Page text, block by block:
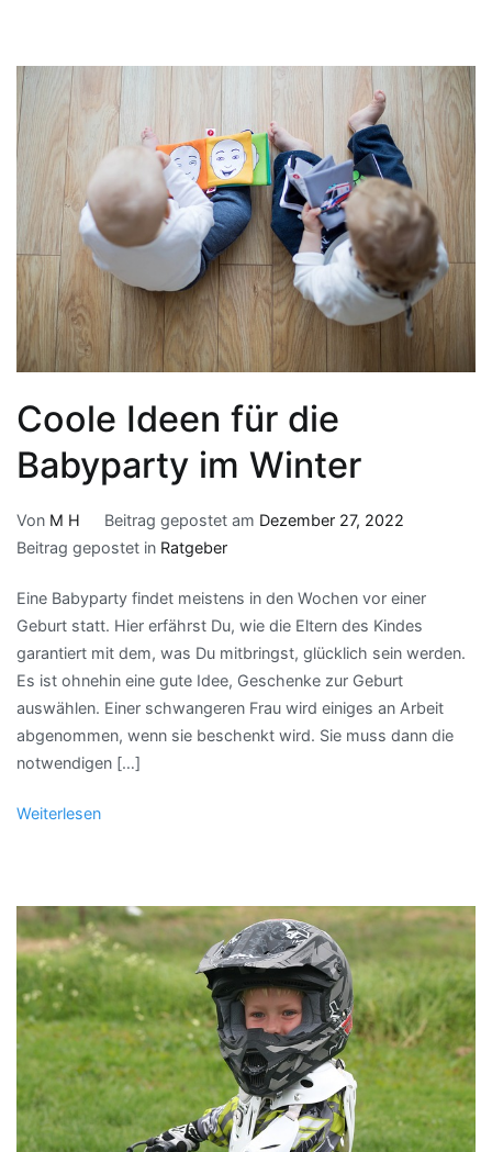
Coole Ideen für die
Babyparty im Winter
Von M H Beitrag gepostet am Dezember 27, 2022
Beitrag gepostet in Ratgeber
Eine Babyparty findet meistens in den Wochen vor einer
Geburt statt. Hier erfährst Du, wie die Eltern des Kindes
garantiert mit dem, was Du mitbringst, glücklich sein werden.
Es ist ohnehin eine gute Idee, Geschenke zur Geburt
auswählen. Einer schwangeren Frau wird einiges an Arbeit
abgenommen, wenn sie beschenkt wird. Sie muss dann die
notwendigen […]
Weiterlesen